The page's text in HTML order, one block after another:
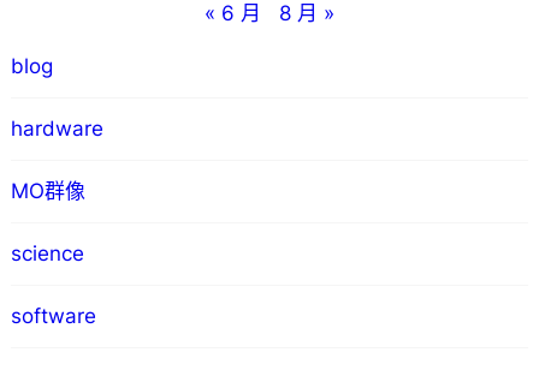
« 6 月
8 月 »
blog
hardware
MO群像
science
software